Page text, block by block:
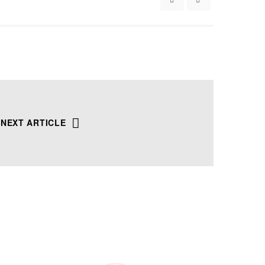
NEXT ARTICLE